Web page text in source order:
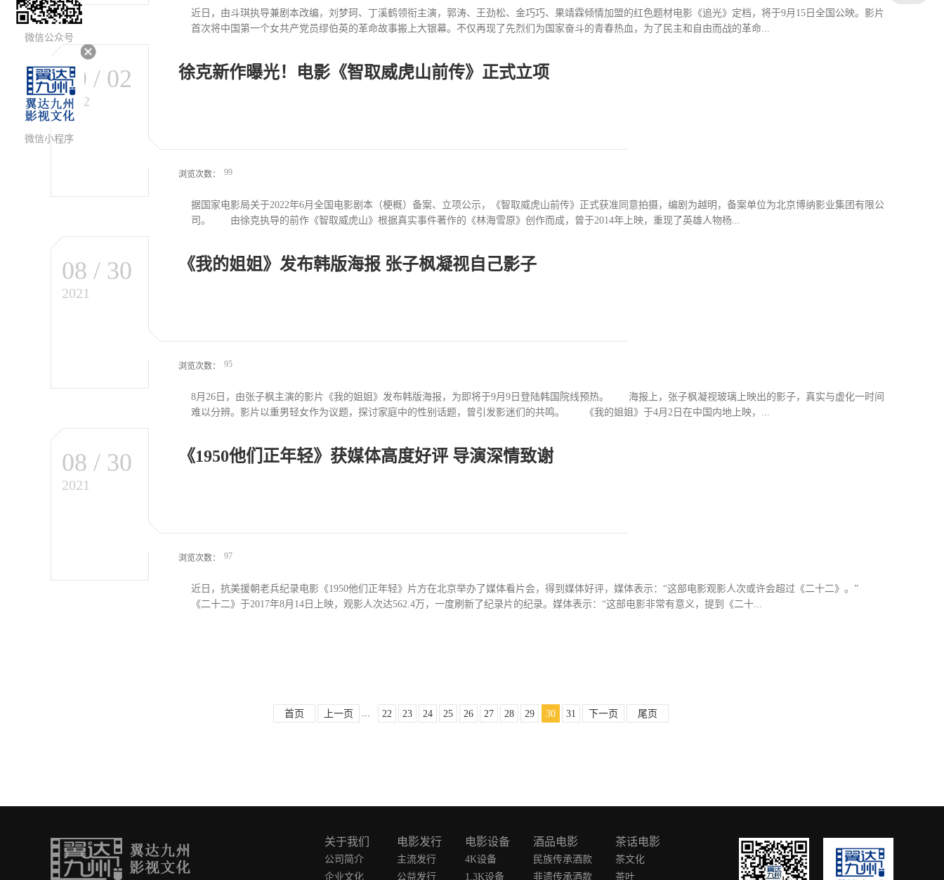
近日，由斗琪执导兼剧本改编，刘梦珂、丁溪鹤领衔主演，郭涛、王劲松、金巧巧、果靖霖倾情加盟的红色题材电影《追光》定档，将于9月15日全国公映。影片
首次将中国第一个女共产党员缪伯英的革命故事搬上大银幕。不仅再现了先烈们为国家奋斗的青春热血，为了民主和自由而战的革命...
精神，更是将缪伯英和何孟雄这对“英雄”夫妻短暂而壮丽的一生呈现在大众面前。在最新发布的定档海报、预告片中，传递了 “打破枷锁、向阳而生”的精神内核。
人生写照。背向黑暗面向光明 打破枷锁向阳追光“找真理，找光明，需要跨过千难万阻。”在李大钊坚定的声音中，我们看到了时代的动荡和环境的复杂。短短40秒
的预告中，展现了革命党人在一次次运动中惨遭迫害，又一次次向着理想重新站...
徐克新作曝光！电影《智取威虎山前传》正式立项
据国家电影局关于2022年6月全国电影剧本（梗概）备案、立项公示，《智取威虎山前传》正式获准同意拍摄，编剧为越明，备案单位为北京博纳影业集团有限公
司。 由徐克执导的前作《智取威虎山》根据真实事件著作的《林海雪原》创作而成，曾于2014年上映，重现了英雄人物杨...
子荣的银幕形象，由张涵予、梁家辉、林更新、余男、佟丽娅等主演，共收获了8.83亿票房，猫眼评分高达9.2，豆瓣评分7.7。 《智取威虎山前传》继续由徐克
09 / 02
2022
浏览次数： 99
《我的姐姐》发布韩版海报 张子枫凝视自己影子
8月26日，由张子枫主演的影片《我的姐姐》发布韩版海报，为即将于9月9日登陆韩国院线预热。 海报上，张子枫凝视玻璃上映出的影子，真实与虚化一时间
难以分辨。影片以重男轻女作为议题，探讨家庭中的性别话题，曾引发影迷们的共鸣。 《我的姐姐》于4月2日在中国内地上映，...
取得了8.6亿元的票房成绩，业界期待影片在韩国影市的表现。
08 / 30
2021
浏览次数： 95
《1950他们正年轻》获媒体高度好评 导演深情致谢
近日，抗美援朝老兵纪录电影《1950他们正年轻》片方在北京举办了媒体看片会，得到媒体好评，媒体表示：“这部电影观影人次或许会超过《二十二》。”
《二十二》于2017年8月14日上映，观影人次达562.4万，一度刷新了纪录片的纪录。媒体表示：“这部电影非常有意义，提到《二十...
“青春”赞歌。70多年前，百万青年跨过鸭绿江奔赴战场，把威胁挡在了国门之外，他们有的人回来了，有的人永远留在了那片土地上。抗美援朝，197653名志愿军
08 / 30
2021
浏览次数： 97
首页 上一页 ... 22 23 24 25 26 27 28 29 30 31 下一页 尾页
微信公众号
微信小程序
关于我们
公司简介
企业文化
电影发行
主流发行
公益发行
电影设备
4K设备
1.3K设备
酒品电影
民族传承酒款
非遗传承酒款
茶话电影
茶文化
茶叶